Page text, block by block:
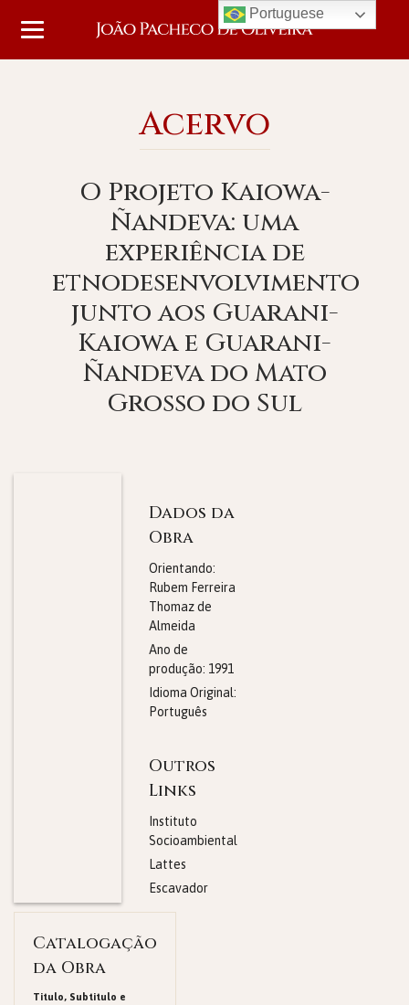
Acervo
O Projeto Kaiowa-
Ñandeva: uma
experiência de
etnodesenvolvimento
junto aos Guarani-
Kaiowa e Guarani-
Ñandeva do Mato
Grosso do Sul
Dados da
Obra
Orientando:
Rubem Ferreira
Thomaz de
Almeida
Ano de
produção: 1991
Idioma Original:
Português
Outros
Links
Instituto
Socioambiental
Lattes
Escavador
Catalogação
da Obra
Titulo, Subtitulo e
Portuguese